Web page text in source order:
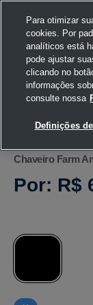
Home Volkswagen
Chaveiro Farm
Por: R$
Para otimizar
cookies. Por
analíticos está
pode ajustar
clicando no
informações
consulte nossa
Definições